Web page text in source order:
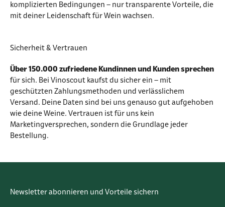
komplizierten Bedingungen – nur transparente Vorteile, die
mit deiner Leidenschaft für Wein wachsen.
Sicherheit & Vertrauen
Über 150.000 zufriedene Kundinnen und Kunden sprechen
für sich. Bei Vinoscout kaufst du sicher ein – mit
geschützten Zahlungsmethoden und verlässlichem
Versand. Deine Daten sind bei uns genauso gut aufgehoben
wie deine Weine. Vertrauen ist für uns kein
Marketingversprechen, sondern die Grundlage jeder
Bestellung.
Newsletter abonnieren und Vorteile sichern